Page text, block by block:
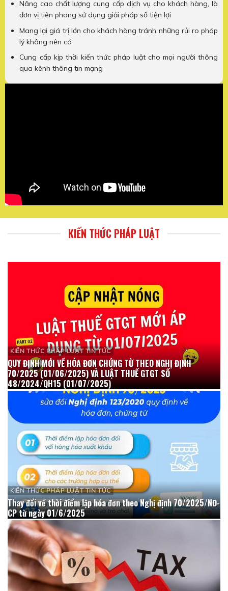
Nâng cao chất lượng cung cấp dịch vụ cho khách hàng, là
đơn vị tiên phong sử dụng giải pháp số tiện lợi
Mang lại giá trị lớn cho khách hàng tránh những rủi ro pháp
lý không nên có
Cung cấp kịp thời kiến thức pháp luật cho mọi người thông
qua kênh thông tin mạng
KIẾN THỨC PHÁP LUẬT
KIẾN THỨC PHÁP LUẬT TIN TỨC
QUY ĐỊNH MỚI VỀ HÓA ĐƠN CHỨNG TỪ THEO NGHỊ ĐỊNH
70/2025 (01/06/2025) VÀ LUẬT THUẾ GTGT SỐ
48/2024/QH15 (01/07/2025)
KIẾN THỨC PHÁP LUẬT TIN TỨC
Thay đổi về thời điểm lập hóa đơn theo Nghị định 70/2025/NĐ-
CP từ ngày 01/6/2025